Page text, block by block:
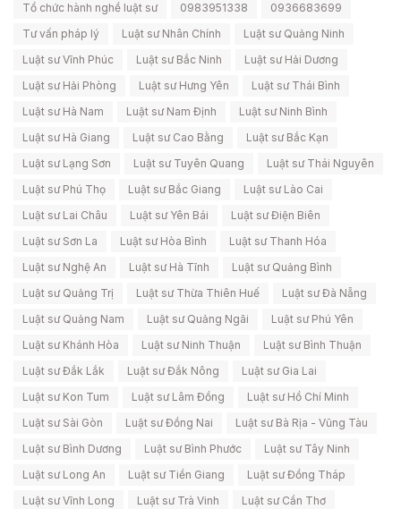
Tổ chức hành nghề luật sư
0983951338
0936683699
Tư vấn pháp lý
Luật sư Nhân Chính
Luật sư Quảng Ninh
Luật sư Vĩnh Phúc
Luật sư Bắc Ninh
Luật sư Hải Dương
Luật sư Hải Phòng
Luật sư Hưng Yên
Luật sư Thái Bình
Luật sư Hà Nam
Luật sư Nam Định
Luật sư Ninh Bình
Luật sư Hà Giang
Luật sư Cao Bằng
Luật sư Bắc Kạn
Luật sư Lạng Sơn
Luật sư Tuyên Quang
Luật sư Thái Nguyên
Luật sư Phú Thọ
Luật sư Bắc Giang
Luật sư Lào Cai
Luật sư Lai Châu
Luật sư Yên Bái
Luật sư Điện Biên
Luật sư Sơn La
Luật sư Hòa Bình
Luật sư Thanh Hóa
Luật sư Nghệ An
Luật sư Hà Tĩnh
Luật sư Quảng Bình
Luật sư Quảng Trị
Luật sư Thừa Thiên Huế
Luật sư Đà Nẵng
Luật sư Quảng Nam
Luật sư Quảng Ngãi
Luật sư Phú Yên
Luật sư Khánh Hòa
Luật sư Ninh Thuận
Luật sư Bình Thuận
Luật sư Đắk Lắk
Luật sư Đắk Nông
Luật sư Gia Lai
Luật sư Kon Tum
Luật sư Lâm Đồng
Luật sư Hồ Chí Minh
Luật sư Sài Gòn
Luật sư Đồng Nai
Luật sư Bà Rịa - Vũng Tàu
Luật sư Bình Dương
Luật sư Bình Phước
Luật sư Tây Ninh
Luật sư Long An
Luật sư Tiền Giang
Luật sư Đồng Tháp
Luật sư Vĩnh Long
Luật sư Trà Vinh
Luật sư Cần Thơ